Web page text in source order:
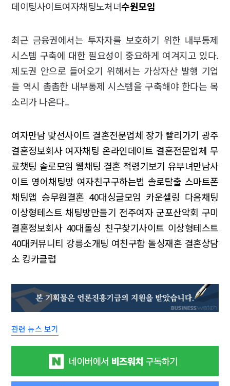
데이팅사이트여자채팅노처녀수원모임
최근 금융권에서는 투자자를 보호하기 위한 내부통제
시스템 구축에 대한 필요성이 중요하게 여겨지고 있다.
제도권 안으로 들어오기 위해서는 가상자산 발행 기업
들 역시 촘촘한 내부통제 시스템을 구축해야 한다는 목
소리가 나온다..
여자만남 맞선사이트 결혼전문업체 장가 빨리가기 광주
결혼정보회사 여자채팅 온라인데이트 결혼전문업체 무
료챗팅 솔로모임 웹채팅 결혼 적령기보기 유부녀만남사
이트 영어채팅방 여자친구구하는법 솔로탈출 스마트폰
채팅앱 승무원결혼 40대싱글모임 카운셀링 다음채팅
이상형테스트 채팅방만들기 전주여자 군포산악회 구미
결혼정보회사 40대돌싱 친구찾기사이트 이상형테스트
40대커뮤니티 강릉소개팅 여친구함 돌싱재혼 결혼상담
소 킹카클럽
관련 뉴스 보기